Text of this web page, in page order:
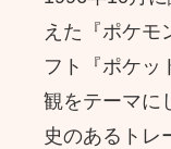
えた『ポケモ
フト『ポケッ
観をテーマに
史のあるトレ